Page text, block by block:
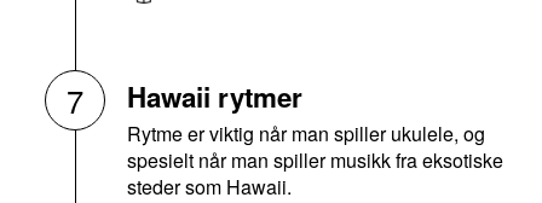
7 Hawaii rytmer
Rytme er viktig når man spiller ukulele, og
spesielt når man spiller musikk fra eksotiske
steder som Hawaii.